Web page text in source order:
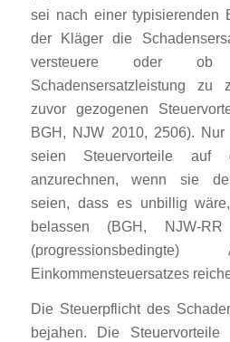
sei nach einer typisierenden
der Kläger die
versteuere oder
Schadensersatzleistung zu
zuvor gezogenen
BGH, NJW 2010, 2506).
seien Steuervorteile auf
anzurechnen, wenn sie
seien, dass es unbillig
belassen (BGH, NJW-
Einkommensteuersatzes
Die Steuerpflicht des
bejahen. Die